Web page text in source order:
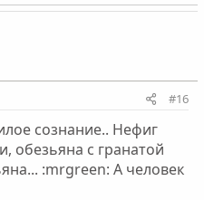
#16
сознание.. Нефиг
обезьяна с гранатой
:mrgreen: А человек